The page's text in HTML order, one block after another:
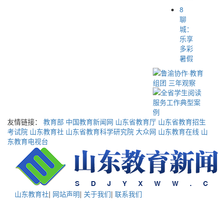
8
聊
城：
乐享
多彩
暑假
友情链接： 教育部 中国教育新闻网 山东省教育厅 山东省教育招生
考试院 山东教育社 山东省教育科学研究院 大众网 山东教育在线 山
东教育电视台
山东教育社| 网站声明| 关于我们| 联系我们